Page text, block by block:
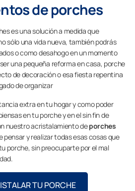
de porches
es una solución a medida que
sólo una vida nueva, también podrás
o como desahogo en un momento
una pequeña reforma en casa, porche
de decoración o esa fiesta repentina
de organizar
extra en tu hogar y como poder
en tu porche y en el sin fin de
nuestro acristalamiento deporches
pensar y realizar todas esas cosas que
porche, sin preocuparte por el mal
TU PORCHE